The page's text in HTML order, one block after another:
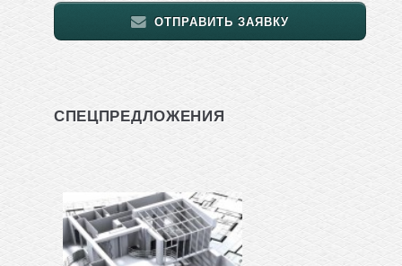
ОТПРАВИТЬ ЗАЯВКУ
СПЕЦПРЕДЛОЖЕНИЯ